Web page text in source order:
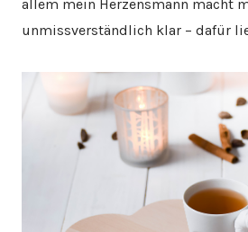
allem mein Herzensmann macht
unmissverständlich klar – dafür